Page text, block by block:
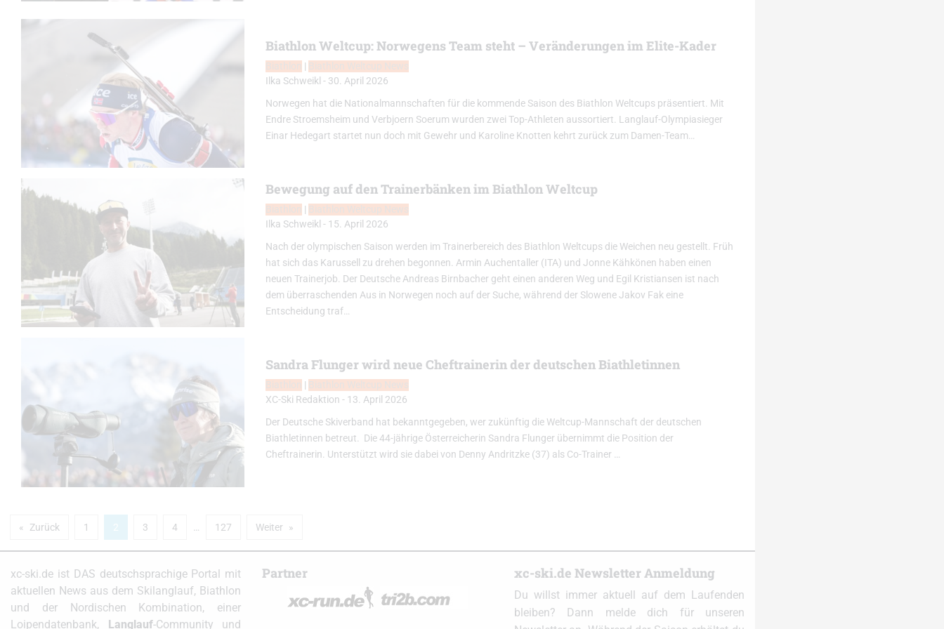
Biathlon Weltcup: Norwegens Team steht – Veränderungen im Elite-Kader
|
Ilka Schweikl - 30. April 2026
Norwegen hat die Nationalmannschaften für die kommende Saison des Biathlon Weltcups präsentiert. Mit
Endre Stroemsheim und Verbjoern Soerum wurden zwei Top-Athleten aussortiert. Langlauf-Olympiasieger
Einar Hedegart startet nun doch mit Gewehr und Karoline Knotten kehrt zurück zum Damen-Team…
Bewegung auf den Trainerbänken im Biathlon Weltcup
|
Ilka Schweikl - 15. April 2026
Nach der olympischen Saison werden im Trainerbereich des Biathlon Weltcups die Weichen neu gestellt. Früh
hat sich das Karussell zu drehen begonnen. Armin Auchentaller (ITA) und Jonne Kähkönen haben einen
neuen Trainerjob. Der Deutsche Andreas Birnbacher geht einen anderen Weg und Egil Kristiansen ist nach
dem überraschenden Aus in Norwegen noch auf der Suche, während der Slowene Jakov Fak eine
Entscheidung traf…
Sandra Flunger wird neue Cheftrainerin der deutschen Biathletinnen
|
XC-Ski Redaktion - 13. April 2026
Der Deutsche Skiverband hat bekanntgegeben, wer zukünftig die Weltcup-Mannschaft der deutschen
Biathletinnen betreut. Die 44-jährige Österreicherin Sandra Flunger übernimmt die Position der
Cheftrainerin. Unterstützt wird sie dabei von Denny Andritzke (37) als Co-Trainer …
Zurück 1 3 4 127 Weiter
xc-ski.de ist DAS deutschsprachige Portal mit
aktuellen News aus dem Skilanglauf, Biathlon
und der Nordischen Kombination, einer
Loipendatenbank, Langlauf-Community und
Partner xc-ski.de Newsletter Anmeldung
Du willst immer aktuell auf dem Laufenden
bleiben? Dann melde dich für unseren